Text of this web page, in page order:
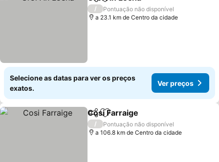
PartilharAdicionar aos favoritos
/
Pontuação não disponível
a 23.1 km de Centro da cidade
Selecione as datas para ver os preços
exatos.
Ver preços
PartilharAdicionar aos favoritos
Cosi Farraige
/
Pontuação não disponível
a 106.8 km de Centro da cidade